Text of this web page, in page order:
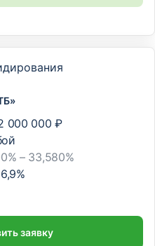
000 000 ₽
– 33,580%
%
заявку